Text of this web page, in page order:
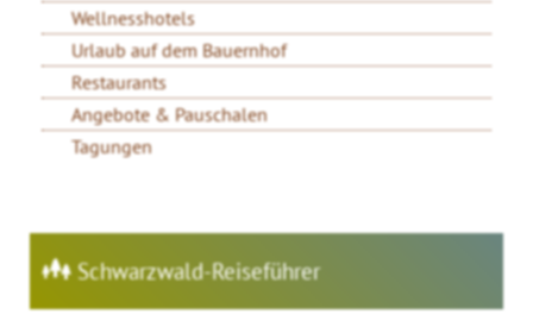
Wellnesshotels
Urlaub auf dem Bauernhof
Restaurants
Angebote & Pauschalen
Tagungen
Schwarzwald-Reiseführer